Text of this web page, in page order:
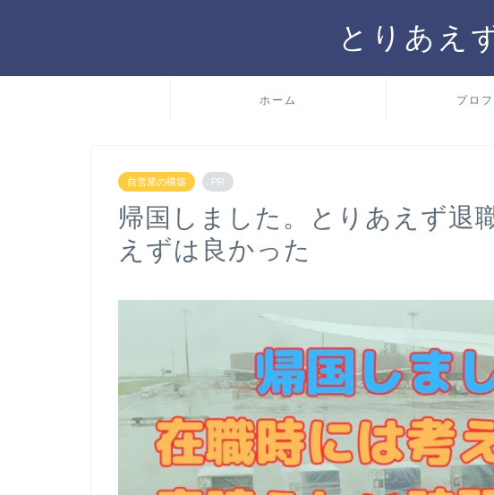
とりあえ
ホーム プロ
自営業の構築 PR
帰国しました。とりあえず退
えずは良かった